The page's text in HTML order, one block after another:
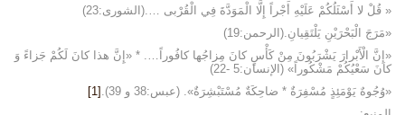
« قُلْ لا أَسْئَلُكُمْ عَلَيْهِ أَجْراً إِلَّا الْمَوَدَّةَ فِي الْقُرْبى ….(الشوری:23)
«مَرَجَ الْبَحْرَيْنِ يَلْتَقِيانِ.(الرحمن:19)
«إِنَّ الْأَبْرارَ يَشْرَبُونَ مِنْ كَأْسٍ كانَ مِزاجُها كافُوراً…. * «إِنَّ هذا كانَ لَكُمْ جَزاءً وَ
كانَ سَعْيُكُمْ مَشْكُوراً» (الإنسان:5 -22)
«وُجُوهٌ يَوْمَئِذٍ مُسْفِرَةٌ * ضاحِكَةٌ مُسْتَبْشِرَةٌ». (عبس:38 و 39).
[1]